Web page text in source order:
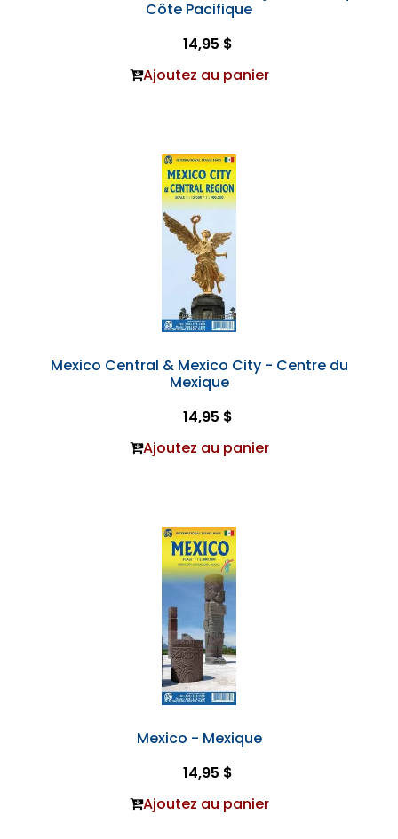
Côte Pacifique
14,95 $
Ajoutez au panier
Mexico Central & Mexico City - Centre du
Mexique
14,95 $
Ajoutez au panier
Mexico - Mexique
14,95 $
Ajoutez au panier